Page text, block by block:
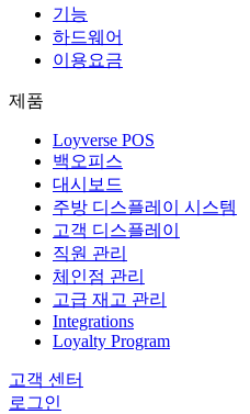
기능
하드웨어
이용요금
제품
Loyverse POS
백오피스
대시보드
주방 디스플레이 시스템
고객 디스플레이
직원 관리
체인점 관리
고급 재고 관리
Integrations
Loyalty Program
고객 센터
로그인